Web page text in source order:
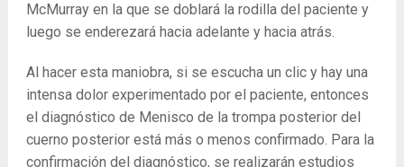
McMurray en la que se doblará la rodilla del paciente y
luego se enderezará hacia adelante y hacia atrás.
Al hacer esta maniobra, si se escucha un clic y hay una
intensa dolor experimentado por el paciente, entonces
el diagnóstico de Menisco de la trompa posterior del
cuerno posterior está más o menos confirmado. Para la
confirmación del diagnóstico, se realizarán estudios